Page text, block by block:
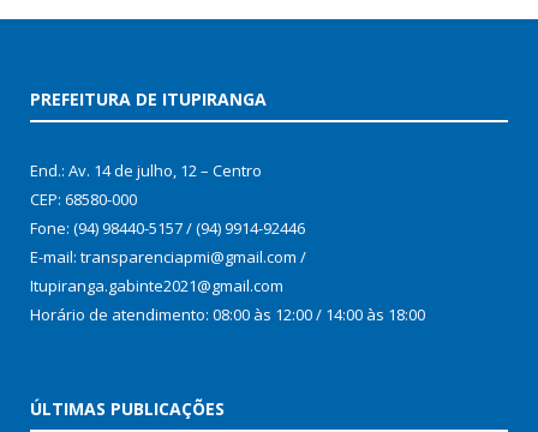
PREFEITURA DE ITUPIRANGA
End.: Av. 14 de julho, 12 – Centro
CEP: 68580-000
Fone: (94) 98440-5157 / (94) 9914-92446
E-mail: transparenciapmi@gmail.com /
Itupiranga.gabinte2021@gmail.com
Horário de atendimento: 08:00 às 12:00 / 14:00 às 18:00
ÚLTIMAS PUBLICAÇÕES